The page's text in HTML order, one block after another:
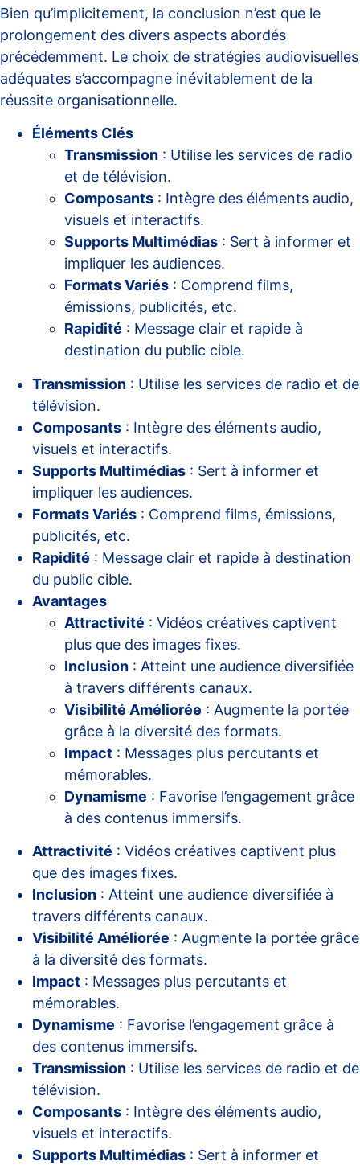
Bien qu’implicitement, la conclusion n’est que le
prolongement des divers aspects abordés
précédemment. Le choix de stratégies audiovisuelles
adéquates s’accompagne inévitablement de la
réussite organisationnelle.
Éléments Clés
Transmission : Utilise les services de radio
et de télévision.
Composants : Intègre des éléments audio,
visuels et interactifs.
Supports Multimédias : Sert à informer et
impliquer les audiences.
Formats Variés : Comprend films,
émissions, publicités, etc.
Rapidité : Message clair et rapide à
destination du public cible.
Transmission : Utilise les services de radio et de
télévision.
Composants : Intègre des éléments audio,
visuels et interactifs.
Supports Multimédias : Sert à informer et
impliquer les audiences.
Formats Variés : Comprend films, émissions,
publicités, etc.
Rapidité : Message clair et rapide à destination
du public cible.
Avantages
Attractivité : Vidéos créatives captivent
plus que des images fixes.
Inclusion : Atteint une audience diversifiée
à travers différents canaux.
Visibilité Améliorée : Augmente la portée
grâce à la diversité des formats.
Impact : Messages plus percutants et
mémorables.
Dynamisme : Favorise l’engagement grâce
à des contenus immersifs.
Attractivité : Vidéos créatives captivent plus
que des images fixes.
Inclusion : Atteint une audience diversifiée à
travers différents canaux.
Visibilité Améliorée : Augmente la portée grâce
à la diversité des formats.
Impact : Messages plus percutants et
mémorables.
Dynamisme : Favorise l’engagement grâce à
des contenus immersifs.
Transmission : Utilise les services de radio et de
télévision.
Composants : Intègre des éléments audio,
visuels et interactifs.
Supports Multimédias : Sert à informer et